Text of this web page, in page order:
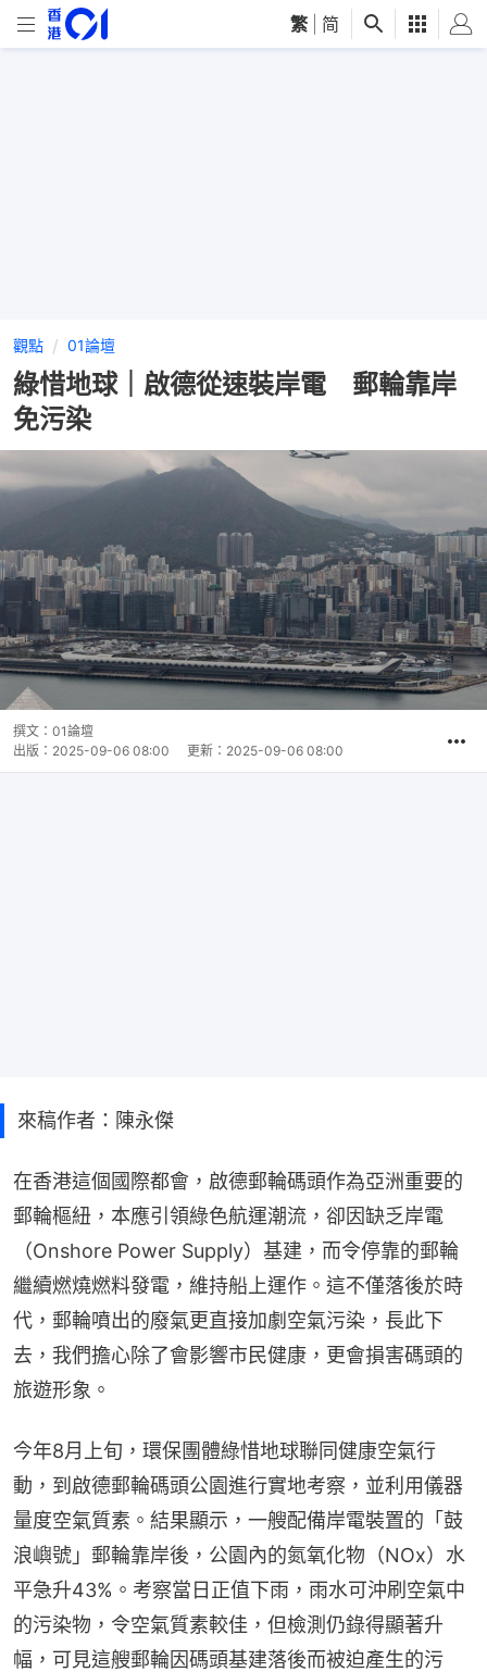
繁 简
觀點 01論壇
綠惜地球｜啟德從速裝岸電 郵輪靠岸
免污染
撰文： 01論壇
出版： 2025-09-06 08:00 更新： 2025-09-06 08:00
來稿作者：陳永傑
在香港這個國際都會，啟德郵輪碼頭作為亞洲重要的
郵輪樞紐，本應引領綠色航運潮流，卻因缺乏岸電
（Onshore Power Supply）基建，而令停靠的郵輪
繼續燃燒燃料發電，維持船上運作。這不僅落後於時
代，郵輪噴出的廢氣更直接加劇空氣污染，長此下
去，我們擔心除了會影響市民健康，更會損害碼頭的
旅遊形象。
今年8月上旬，環保團體綠惜地球聯同健康空氣行
動，到啟德郵輪碼頭公園進行實地考察，並利用儀器
量度空氣質素。結果顯示，一艘配備岸電裝置的「鼓
浪嶼號」郵輪靠岸後，公園內的氮氧化物（NOx）水
平急升43%。考察當日正值下雨，雨水可沖刷空氣中
的污染物，令空氣質素較佳，但檢測仍錄得顯著升
幅，可見這艘郵輪因碼頭基建落後而被迫產生的污